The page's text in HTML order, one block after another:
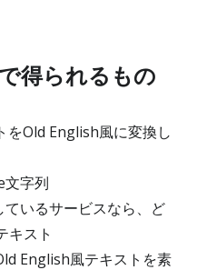
得られるもの
をOld English風に変換し
文字列
いるサービスなら、ど
キスト
English風テキストを素